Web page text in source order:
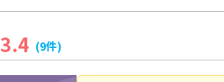
3.4 (9件)